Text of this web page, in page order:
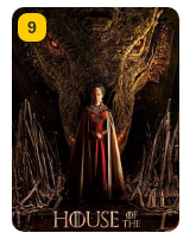
9